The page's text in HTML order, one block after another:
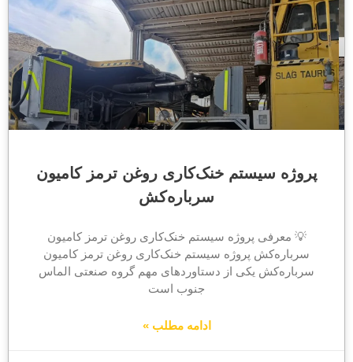
پروژه سیستم خنک‌کاری روغن ترمز کامیون
سرباره‌کش
💡 معرفی پروژه سیستم خنک‌کاری روغن ترمز کامیون
سرباره‌کش پروژه سیستم خنک‌کاری روغن ترمز کامیون
سرباره‌کش یکی از دستاوردهای مهم گروه صنعتی الماس
جنوب است
ادامه مطلب »